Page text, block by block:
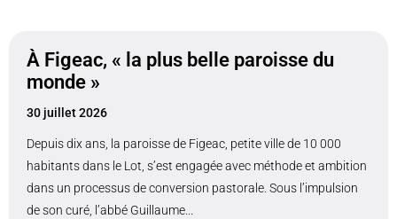
À Figeac, « la plus belle paroisse du
monde »
30 juillet 2026
Depuis dix ans, la paroisse de Figeac, petite ville de 10 000
habitants dans le Lot, s’est engagée avec méthode et ambition
dans un processus de conversion pastorale. Sous l’impulsion
de son curé, l’abbé Guillaume...